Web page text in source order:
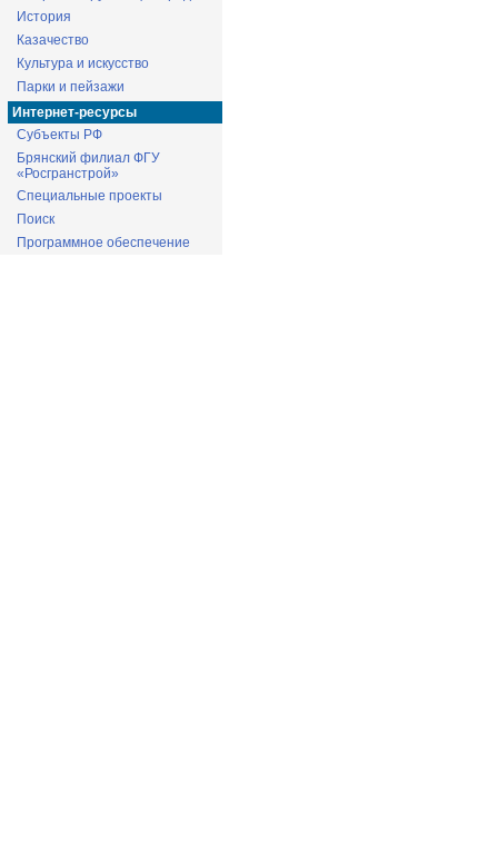
История
Казачество
Культура и искусство
Парки и пейзажи
Интернет-ресурсы
Субъекты РФ
Брянский филиал ФГУ
«Росгранстрой»
Специальные проекты
Поиск
Программное обеспечение